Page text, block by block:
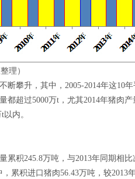
理）
攀升，其中，2005-2014年这10
都超过5000万t，尤其2014年猪肉产
内。
积245.8万吨，与2013年同期相比
累积进口猪肉56.43万吨，较2013